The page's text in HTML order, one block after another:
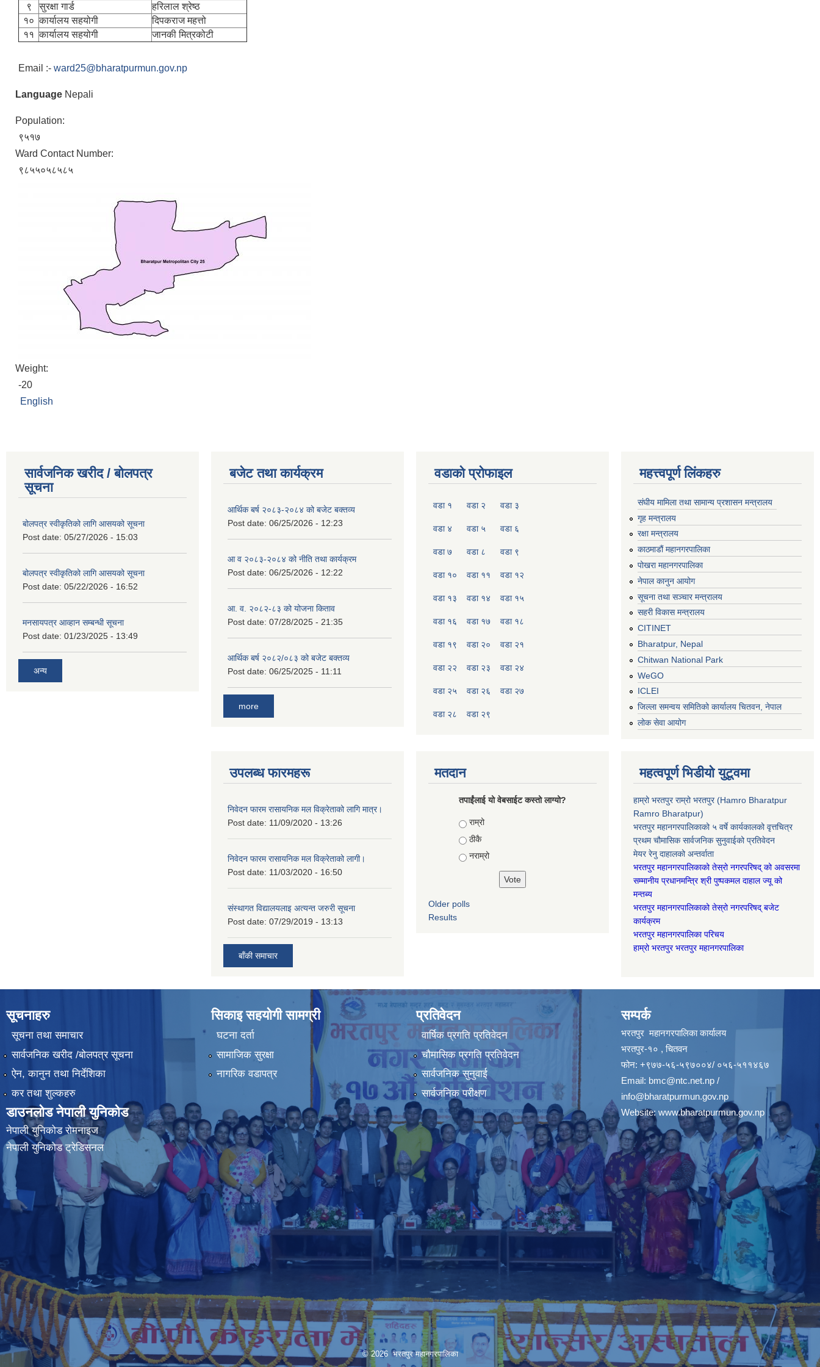
९
सुरक्षा गार्ड
हरिलाल श्रेष्ठ
१० कार्यालय सहयोगी
दिपकराज महत्तो
११ कार्यालय सहयोगी जानकी मित्रकोटी
Email :- ward25@bharatpurmun.gov.np
Language Nepali
Population:
९५१७
Ward Contact Number:
९८५५०५८५८५
Weight:
-20
English
सार्वजनिक खरीद / बोलपत्र
सूचना
बोलपत्र स्वीकृतिको लागि आसयको सूचना
Post date: 05/27/2026 - 15:03
बोलपत्र स्वीकृतिको लागि आसयको सूचना
Post date: 05/22/2026 - 16:52
मनसायपत्र आव्हान सम्बन्धी सूचना
Post date: 01/23/2025 - 13:49
अन्य
बजेट तथा कार्यक्रम
आर्थिक बर्ष २०८३-२०८४ को बजेट बक्तव्य
Post date: 06/25/2026 - 12:23
आ व २०८३-२०८४ को नीति तथा कार्यक्रम
Post date: 06/25/2026 - 12:22
आ. व. २०८२-८३ को योजना किताव
Post date: 07/28/2025 - 21:35
आर्थिक बर्ष २०८२/०८३ को बजेट बक्तव्य
Post date: 06/25/2025 - 11:11
more
वडाको प्रोफाइल
वडा १ वडा २ वडा ३
वडा ४ वडा ५ वडा ६
वडा ७ वडा ८ वडा ९
वडा १० वडा ११ वडा १२
वडा १३ वडा १४ वडा १५
वडा १६ वडा १७ वडा १८
वडा १९ वडा २० वडा २१
वडा २२ वडा २३ वडा २४
वडा २५ वडा २६ वडा २७
वडा २८ वडा २९
महत्त्वपूर्ण लिंकहरु
संघीय मामिला तथा सामान्य प्रशासन मन्त्रालय
गृह मन्त्रालय
रक्षा मन्त्रालय
काठमाडौं महानगरपालिका
पोखरा महानगरपालिका
नेपाल कानुन आयोग
सूचना तथा सञ्चार मन्त्रालय
सहरी विकास मन्त्रालय
CITINET
Bharatpur, Nepal
Chitwan National Park
WeGO
ICLEI
जिल्ला समन्वय समितिको कार्यालय चितवन, नेपाल
लोक सेवा आयोग
उपलब्ध फारमहरू
निवेदन फारम रासायनिक मल विक्रेताको लागि मात्र।
Post date: 11/09/2020 - 13:26
निवेदन फारम रासायनिक मल विक्रेताको लागी।
Post date: 11/03/2020 - 16:50
संस्थागत विद्यालयलाइ अत्यन्त जरुरी सूचना
Post date: 07/29/2019 - 13:13
बाँकी समाचार
मतदान
तपाईंलाई यो वेबसाईट कस्तो लाग्यो?
Choices
राम्रो
ठीकै
नराम्रो
Older polls
Results
महत्वपूर्ण भिडीयो युटूवमा
हाम्रो भरतपुर राम्रो भरतपुर (Hamro Bharatpur
Ramro Bharatpur)
भरतपुर महानगरपालिकाको ५ वर्षे कार्यकालको वृत्तचित्र
प्रथम चौमासिक सार्वजनिक सुनुवाईको प्रतिवेदन
मेयर रेनु दाहालको अन्तर्वाता
भरतपुर महानगरपालिकाको तेस्रो नगरपरिषद् को अवसरमा
सम्मानीय प्रधानमन्त्रि श्री पुष्पकमल दाहाल ज्यू को
मन्तब्य
भरतपुर महानगरपालिकाको तेस्रो नगरपरिषद् बजेट
कार्यक्रम
भरतपुर महानगरपालिका परिचय
हाम्रो भरतपुर भरतपुर महानगरपालिका
सूचनाहरु
सूचना तथा समाचार
सार्वजनिक खरीद /बोलपत्र सूचना
ऐन, कानुन तथा निर्देशिका
कर तथा शुल्कहरु
डाउनलोड नेपाली युनिकोड
नेपाली युनिकोड रोमनाइज
नेपाली युनिकोड ट्रेडिसनल
सिकाइ सहयोगी सामग्री
घटना दर्ता
सामाजिक सुरक्षा
नागरिक वडापत्र
प्रतिवेदन
वार्षिक प्रगति प्रतिवेदन
चौमासिक प्रगति प्रतिवेदन
सार्वजनिक सुनुवाई
सार्वजनिक परीक्षण
सम्पर्क
भरतपुर महानगरपालिका कार्यालय
भरतपुर-१० , चितवन
फोन: +९७७-५६-५९७००४/ ०५६-५११४६७
Email: bmc@ntc.net.np /
info@bharatpurmun.gov.np
Website: www.bharatpurmun.gov.np
© 2026 भरतपुर महानगरपालिका